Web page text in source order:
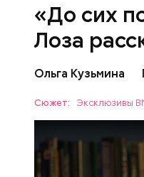
«До сих
Лоза
Ольга Кузьмина
Сюжет: Эксклюзивы
Фото: Shutterstock